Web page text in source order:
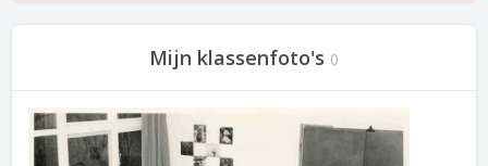
Mijn klassenfoto's 0